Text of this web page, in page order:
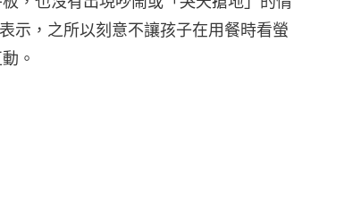
示，之所以刻意不讓孩子在用餐時看螢
。